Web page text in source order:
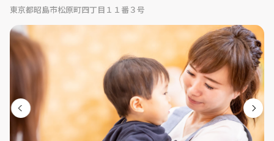
東京都昭島市松原町四丁目１１番３号